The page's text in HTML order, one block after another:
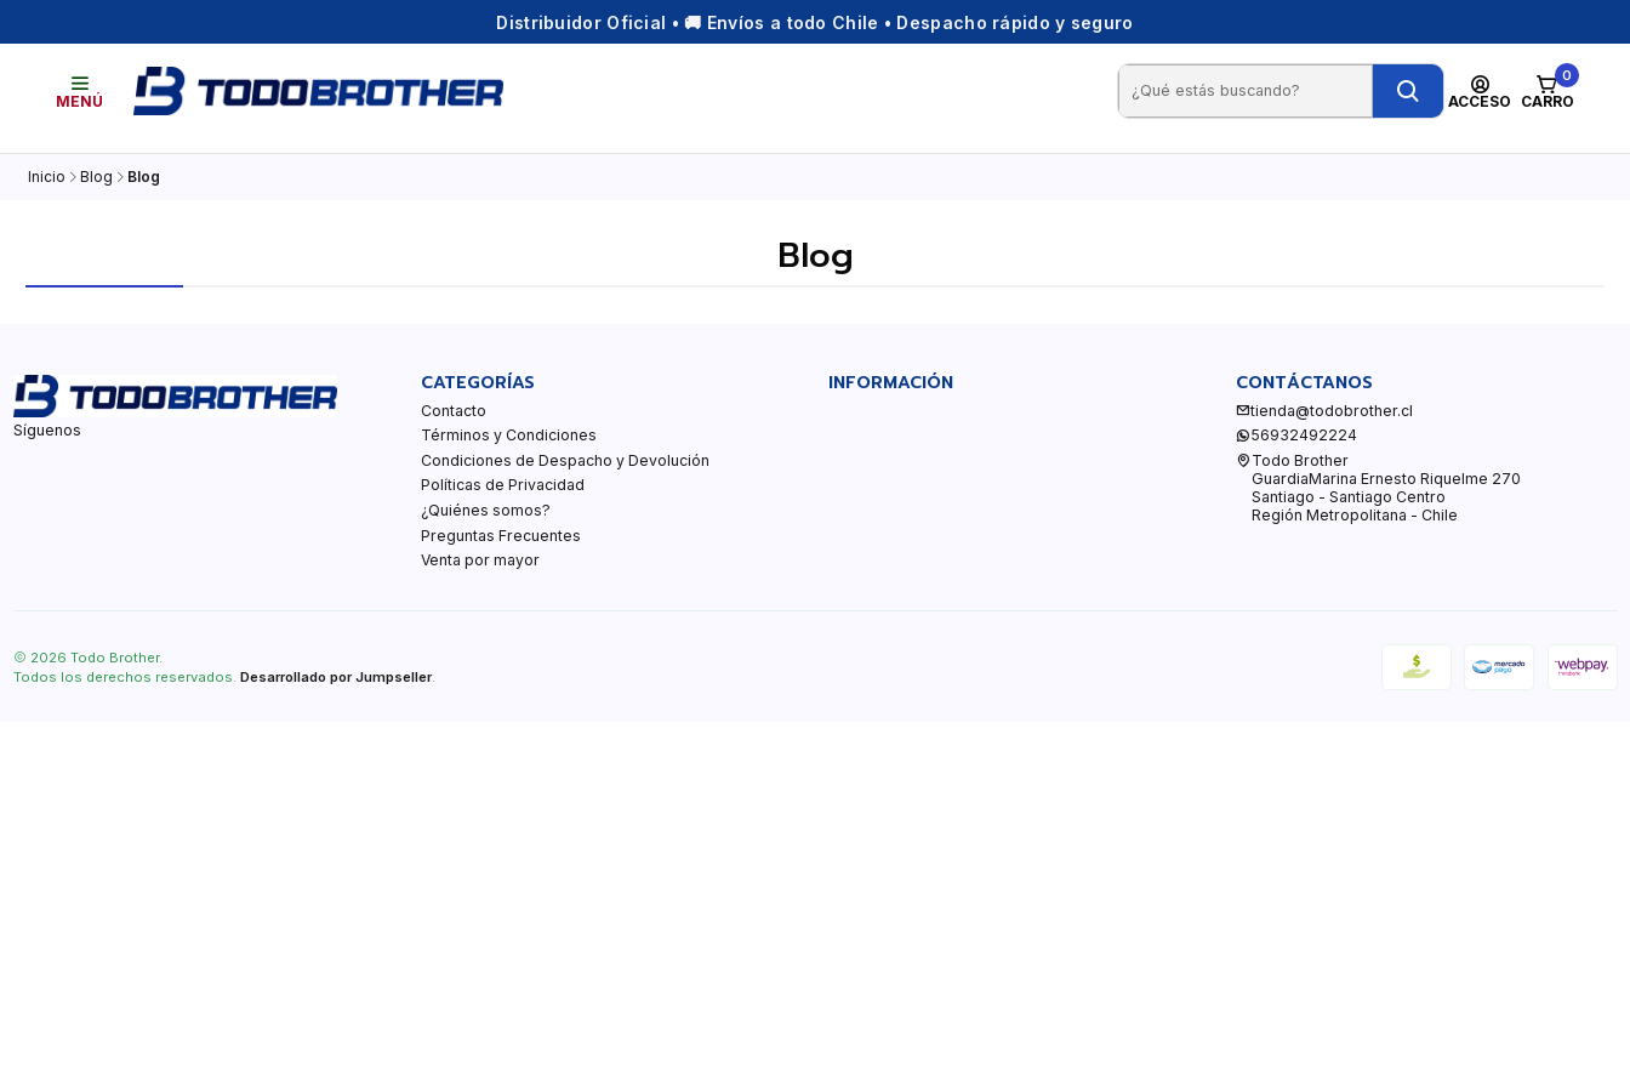
Distribuidor Oficial • 🚚 Envíos a todo Chile • Despacho rápido y seguro
MENÚ ACCESO
0
CARRO
Inicio Blog Blog
Blog
Síguenos
CATEGORÍAS
Contacto
Términos y Condiciones
Condiciones de Despacho y Devolución
Políticas de Privacidad
¿Quiénes somos?
Preguntas Frecuentes
Venta por mayor
INFORMACIÓN CONTÁCTANOS
tienda@todobrother.cl
56932492224
Todo Brother
GuardiaMarina Ernesto Riquelme 270
Santiago - Santiago Centro
Región Metropolitana - Chile
2026 Todo Brother.
Todos los derechos reservados. Desarrollado por Jumpseller.